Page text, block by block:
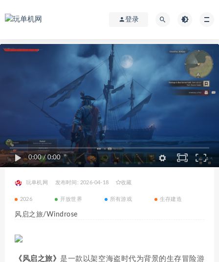
登录
0:00/0:00
玩单机网 发布时间: 2026-04-18 收藏
2026 开放世界 所有游戏 生存建造
风启之旅/Windrose
《风启之旅》 是一款以架空海盗时代为背景的生存冒险游